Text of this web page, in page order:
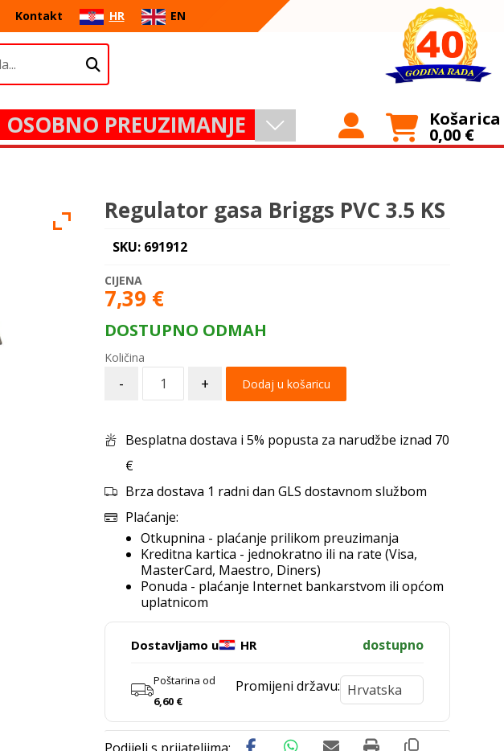
Kontakt HR EN
OSOBNO PREUZIMANJE Košarica
0,00 €
Regulator gasa Briggs PVC 3.5 KS
SKU: 691912
7,39 €
DOSTUPNO ODMAH
- + Dodaj u košaricu
Besplatna dostava i 5% popusta za narudžbe iznad 70
€
Brza dostava 1 radni dan GLS dostavnom službom
Plaćanje:
Otkupnina - plaćanje prilikom preuzimanja
Kreditna kartica - jednokratno ili na rate (Visa,
MasterCard, Maestro, Diners)
Ponuda - plaćanje Internet bankarstvom ili općom
uplatnicom
Dostavljamo u HR dostupno
Poštarina od
6,60 €
Promijeni državu: